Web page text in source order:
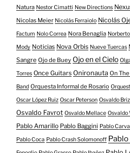
Natura Nestor Cimatti New Directions
Nicolas Meier Nicolás Ferraiolo Nicolás
Factum Nolo Correa Nora Benaglia
Mody Noticias Nova Orbis Nueve Tuercas
Sangre Ojo de Buey Ojo en el Cielo
Torres Once Guitars Onironauta On
Band Orquesta Informal de Rosario
Oscar López Ruiz Oscar Peterson Osvaldo
Osvaldo Favrot Osvaldo Mellace Osvaldo
Pablo Amarillo Pablo Baggini Pablo
Pablo Coca Pablo Crash Solomonoff